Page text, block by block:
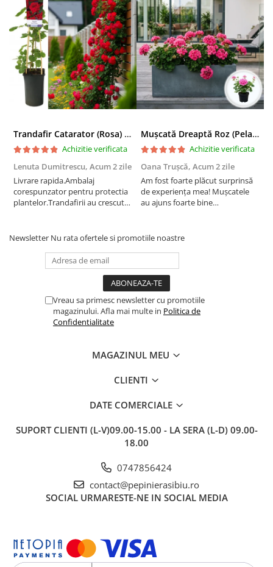
Trandafir Catarator (Rosa) Red Climber - 75cm
Achizitie verificata
Lenuta Dumitrescu, Acum 2 zile
Livrare rapida.Ambalaj
corespunzator pentru protectia
plantelor.Trandafirii au crescut
Mușcată Dreaptă Roz (Pelargonium Zonale)
Achizitie verificata
Oana Trușcă, Acum 2 zile
Am fost foarte plăcut surprinsă
de experiența mea! Mușcatele
au ajuns foarte bine
transportului. Se vede că au fost
Newsletter Nu rata ofertele si promotiile noastre
Vreau sa primesc newsletter cu promotiile
magazinului. Afla mai multe in Politica de
Confidentialitate
MAGAZINUL MEU
CLIENTI
DATE COMERCIALE
SUPORT CLIENTI (L-V)09.00-15.00 - LA SERA (L-D) 09.00-
18.00
0747856424
contact@pepinierasibiu.ro
SOCIAL URMARESTE-NE IN SOCIAL MEDIA